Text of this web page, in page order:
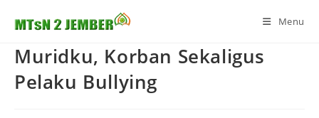
Menu
Muridku, Korban Sekaligus
Pelaku Bullying